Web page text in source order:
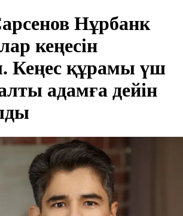
Нұрбанк
кеңесін
Кеңес құрамы үш
адамға дейін